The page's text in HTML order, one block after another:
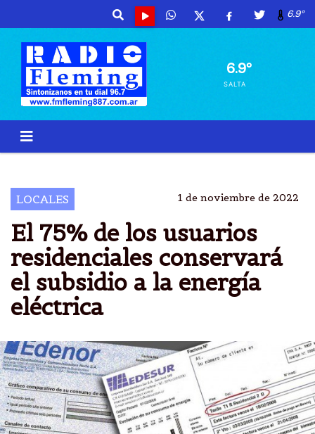
6.9º
6.9º
SALTA
LOCALES 1 de noviembre de 2022
El 75% de los usuarios
residenciales conservará
el subsidio a la energía
eléctrica